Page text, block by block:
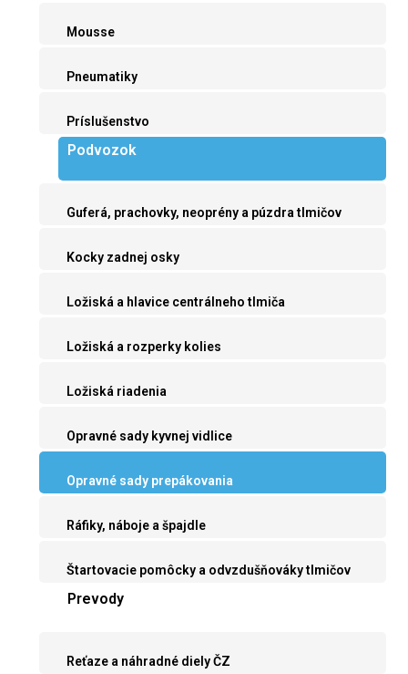
Mousse
Pneumatiky
Príslušenstvo
Podvozok
Guferá, prachovky, neoprény a púzdra tlmičov
Kocky zadnej osky
Ložiská a hlavice centrálneho tlmiča
Ložiská a rozperky kolies
Ložiská riadenia
Opravné sady kyvnej vidlice
Opravné sady prepákovania
Ráfiky, náboje a špajdle
Štartovacie pomôcky a odvzdušňováky tlmičov
Prevody
Reťaze a náhradné diely ČZ